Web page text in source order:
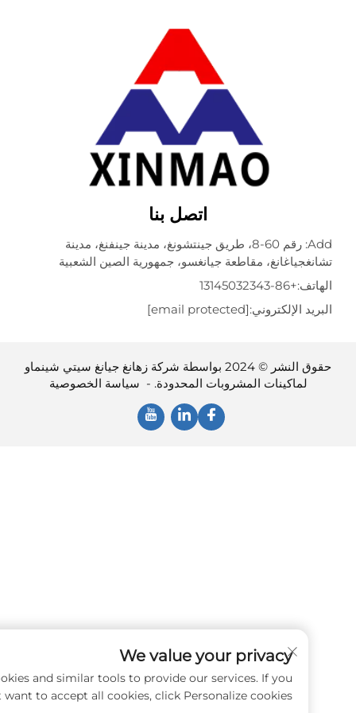
اتصل بنا
Add: رقم 60-8، طريق جينتشونغ، مدينة جينفنغ، مدينة
مقاطعة جيانغسو، جمهورية الصين الشعبية
الإلكتروني:[email protected]
حقوق النشر © 2024 بواسطة شركة زهانغ جيانغ سيتي شينماو
لماكينات المشروبات المحدودة. -سياسة الخصوصية
We value your privacy
use cookies and similar tools to provide our services. If you
don't want to accept all cookies, click Personalize cookies.